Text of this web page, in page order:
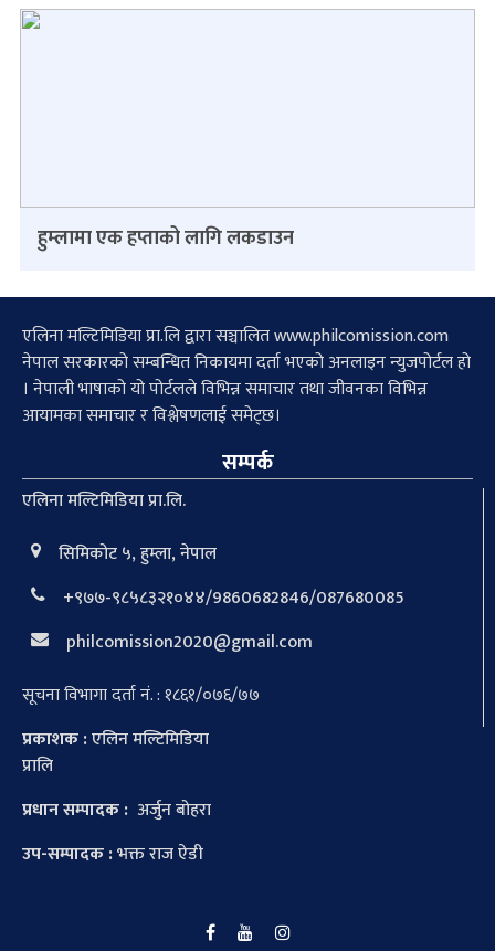
हुम्लामा एक हप्ताको लागि लकडाउन
एलिना मल्टिमिडिया प्रा.लि द्वारा सञ्चालित www.philcomission.com
नेपाल सरकारको सम्बन्धित निकायमा दर्ता भएको अनलाइन न्युजपोर्टल हो
। नेपाली भाषाको यो पोर्टलले विभिन्न समाचार तथा जीवनका विभिन्न
आयामका समाचार र विश्लेषणलाई समेट्छ।
सम्पर्क
एलिना मल्टिमिडिया प्रा.लि.
सिमिकोट ५, हुम्ला, नेपाल
+९७७-९८५८३२१०४४/9860682846/087680085
philcomission2020@gmail.com
सूचना विभागा दर्ता नं. : १८६१/०७६/७७
प्रकाशक :एलिन मल्टिमिडिया
प्रालि
प्रधान सम्पादक : अर्जुन बोहरा
उप-सम्पादक :भक्त राज ऐडी